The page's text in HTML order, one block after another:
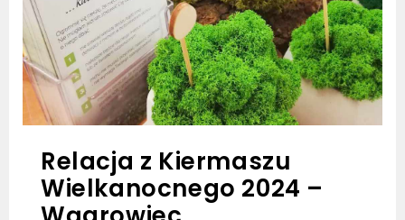
Relacja z Kiermaszu
Wielkanocnego 2024 –